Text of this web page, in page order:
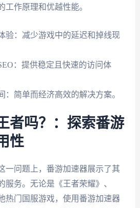
工作原理和优越性能。
验：减少游戏中的延迟和掉线现
：提供稳定且快速的访问体
：简单而经济高效的解决方案。
者吗？：探索番游
性
一问题上，番游加速器展示了其
服务。无论是《王者荣耀》、
热门国服游戏，使用番游加速器